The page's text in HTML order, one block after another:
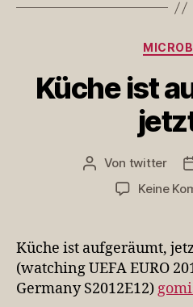
Küche ist
Beitragsautor
Von twitter
Keine
Küche ist aufgeräumt,
(watching UEFA EURO
Germany S2012E12)